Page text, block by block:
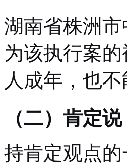
湖南省株洲
为该执行案
人成年，也
（二）肯定
持肯定观点